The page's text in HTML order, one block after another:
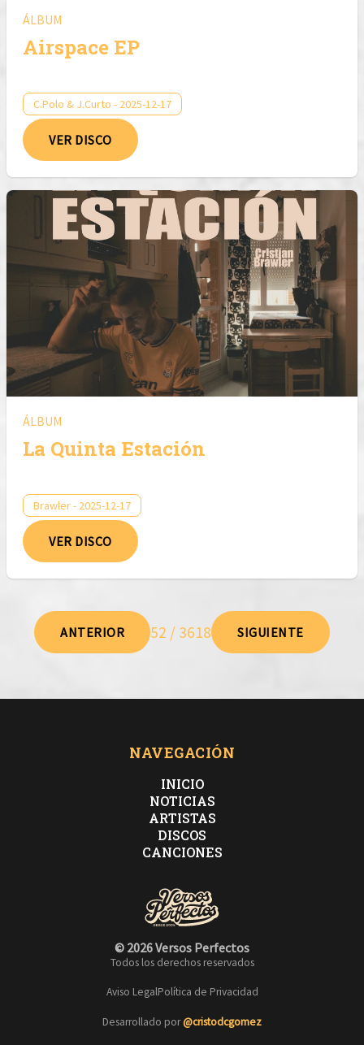
ÁLBUM
Airspace EP
C.Polo & J.Curto - 2025-12-17
VER DISCO
ÁLBUM
La Quinta Estación
Brawler - 2025-12-17
VER DISCO
ANTERIOR 52 / 3618 SIGUIENTE
NAVEGACIÓN
INICIO
NOTICIAS
ARTISTAS
DISCOS
CANCIONES
© 2026 Versos Perfectos
Todos los derechos reservados
Aviso LegalPolítica de Privacidad
Desarrollado por@cristodcgomez